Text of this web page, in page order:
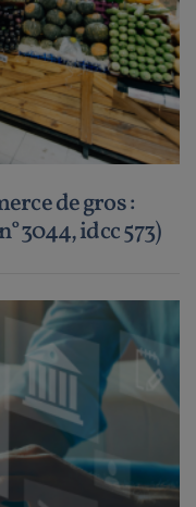
de gros :
idcc 573)